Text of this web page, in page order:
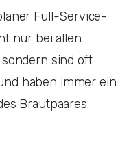
Full-Service-
nur bei allen
sind oft
haben immer ein
Brautpaares.